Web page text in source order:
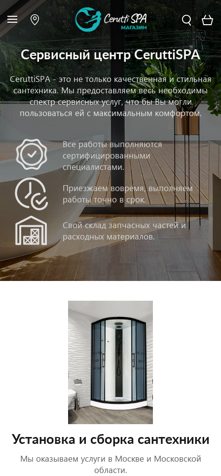
Сервисный центр CeruttiSPA
CeruttiSPA - это не только качественная и стильная
сантехника. Мы предоставляем весь необходимы
спектр сервисных услуг, что бы Вы могли
пользоваться ей с максимальным комфортом.
Все работы выполняются
сертифицированными
специалистами.
Приезжаем вовремя, выполняем
работы точно в срок.
Свой склад запчасных частей и
расходных материалов.
Установка и сборка сантехники
Мы оказываем услуги в Москве и Московской
области.